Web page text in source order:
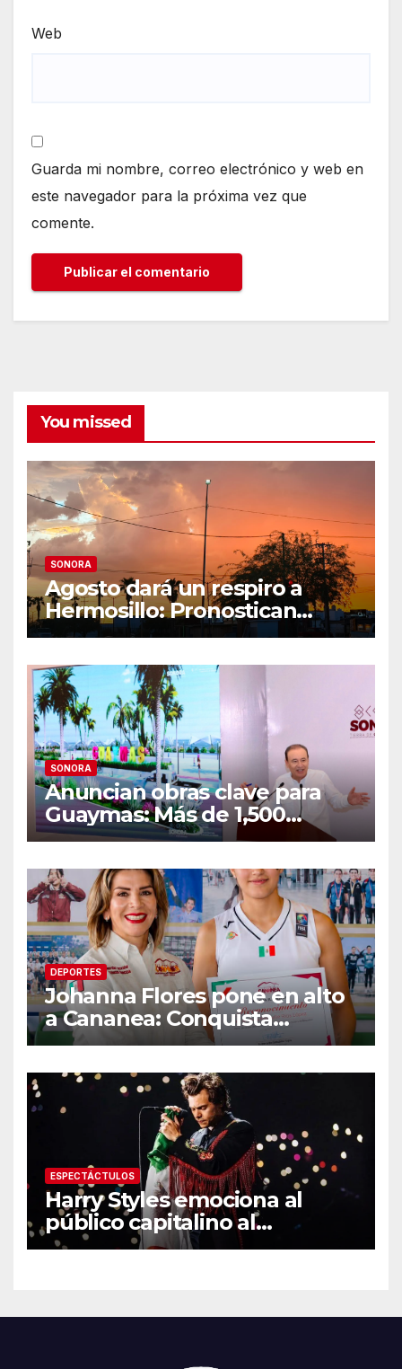
Web
Guarda mi nombre, correo electrónico y web en
este navegador para la próxima vez que
comente.
You missed
SONORA
Agosto dará un respiro a
Hermosillo: Pronostican
semana lluviosa y
SONORA
Anuncian obras clave para
Guaymas: Más de 1,500
viviendas, modernización del
IMSS
DEPORTES
Johanna Flores pone en alto
a Cananea: Conquista
medalla de plata con la
en los Juegos
Centroamericanos
ESPECTÁCTULOS
Harry Styles emociona al
público capitalino al
interpretar “Cielito Lindo” en